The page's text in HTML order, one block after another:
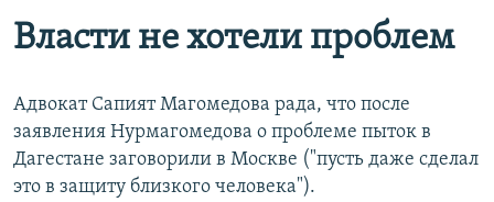
Власти не хотели проблем
Адвокат Сапият Магомедова рада, что после
заявления Нурмагомедова о проблеме пыток в
Дагестане заговорили в Москве ("пусть даже сделал
это в защиту близкого человека").